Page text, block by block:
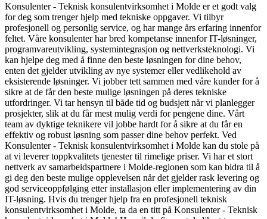
Konsulenter - Teknisk konsulentvirksomhet i Molde er et godt valg
for deg som trenger hjelp med tekniske oppgaver. Vi tilbyr
profesjonell og personlig service, og har mange års erfaring innenfor
feltet. Våre konsulenter har bred kompetanse innenfor IT-løsninger,
programvareutvikling, systemintegrasjon og nettverksteknologi. Vi
kan hjelpe deg med å finne den beste løsningen for dine behov,
enten det gjelder utvikling av nye systemer eller vedlikehold av
eksisterende løsninger. Vi jobber tett sammen med våre kunder for å
sikre at de får den beste mulige løsningen på deres tekniske
utfordringer. Vi tar hensyn til både tid og budsjett når vi planlegger
prosjekter, slik at du får mest mulig verdi for pengene dine. Vårt
team av dyktige teknikere vil jobbe hardt for å sikre at du får en
effektiv og robust løsning som passer dine behov perfekt. Ved
Konsulenter - Teknisk konsulentvirksomhet i Molde kan du stole på
at vi leverer toppkvalitets tjenester til rimelige priser. Vi har et stort
nettverk av samarbeidspartnere i Molde-regionen som kan bidra til å
gi deg den beste mulige opplevelsen når det gjelder rask levering og
god serviceoppfølging etter installasjon eller implementering av din
IT-løsning. Hvis du trenger hjelp fra en profesjonell teknisk
konsulentvirksomhet i Molde, ta da en titt på Konsulenter - Teknisk